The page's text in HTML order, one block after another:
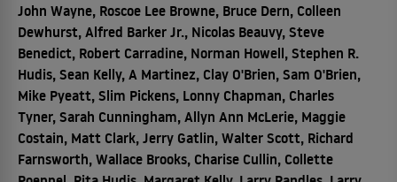
John Wayne, Roscoe Lee Browne, Bruce Dern, Colleen
Dewhurst, Alfred Barker Jr., Nicolas Beauvy, Steve
Benedict, Robert Carradine, Norman Howell, Stephen R.
Hudis, Sean Kelly, A Martinez, Clay O'Brien, Sam O'Brien,
Mike Pyeatt, Slim Pickens, Lonny Chapman, Charles
Tyner, Sarah Cunningham, Allyn Ann McLerie, Maggie
Costain, Matt Clark, Jerry Gatlin, Walter Scott, Richard
Farnsworth, Wallace Brooks, Charise Cullin, Collette